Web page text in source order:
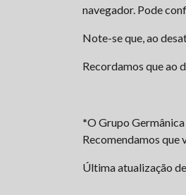
navegador. Pode
Note-se que, ao
Recordamos que ao
*O Grupo
Recomendamos que
Última atualização